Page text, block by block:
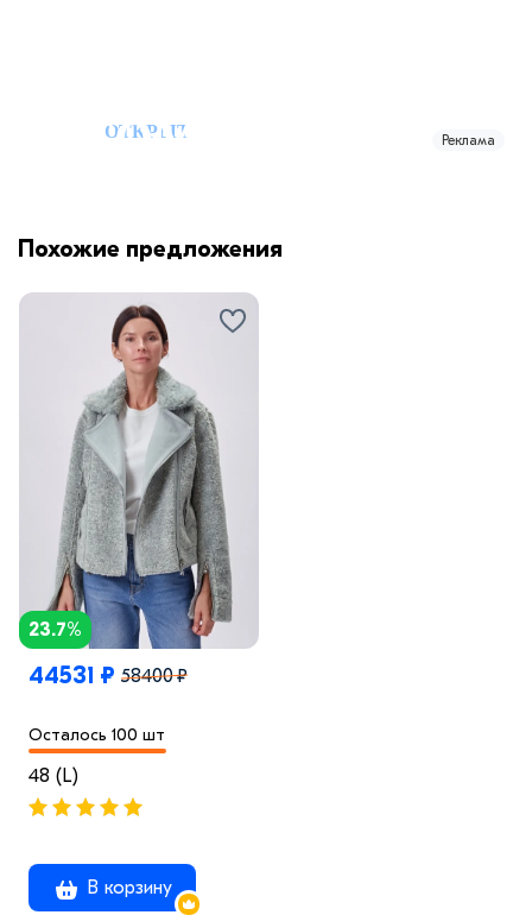
Реклама
Похожие предложения
23.7%
44531 ₽ 58400 ₽
Осталось 100 шт
48 (L)
В корзину